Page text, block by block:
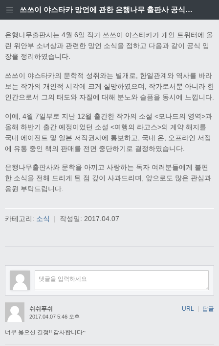
쓰쓰이 야스타카 망언에 관한 은행나무 출판사 공식입장
은행나무출판사는 4월 6일 작가 쓰쓰이 야스타카가 개인 트위터에 올
린 위안부 소녀상과 관련한 망언 소식을 접하고 다음과 같이 공식 입
장을 정리하였습니다.
쓰쓰이 야스타카의 문학적 성취와는 별개로, 한일관계와 역사를 바라
보는 작가의 개인적 시각에 크게 실망하였으며, 작가로서뿐 아니라 한
인간으로서 그의 태도와 자질에 대해 분노와 슬픔을 동시에 느낍니다.
이에, 4월 7일부로 지난 12월 출간한 작가의 소설 <모나드의 영역>과
올해 하반기 출간 예정이었던 소설 <여행의 라고스>의 계약 해지를
국내 에이전트 및 일본 저작권사에 통보하고, 국내 온, 오프라인 서점
에 유통 중인 책의 판매를 전면 중단하기로 결정하였습니다.
은행나무출판사와 문학을 아끼고 사랑하는 독자 여러분들에게 불편
한 소식을 전해 드리게 된 점 깊이 사과드리며, 앞으로도 많은 관심과
응원 부탁드립니다.
카테고리: 소식 | 작성일: 2017.04.07
쉬쉬푸쉬
2017.04.07 5:46 오후
너무 옳으신 결정!! 감사합니다~
URL | 답글